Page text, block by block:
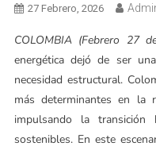
27 Febrero, 2026
COLOMBIA
energética dejó de ser
necesidad estructural.
más determinantes en la
impulsando la transición
sostenibles. En este